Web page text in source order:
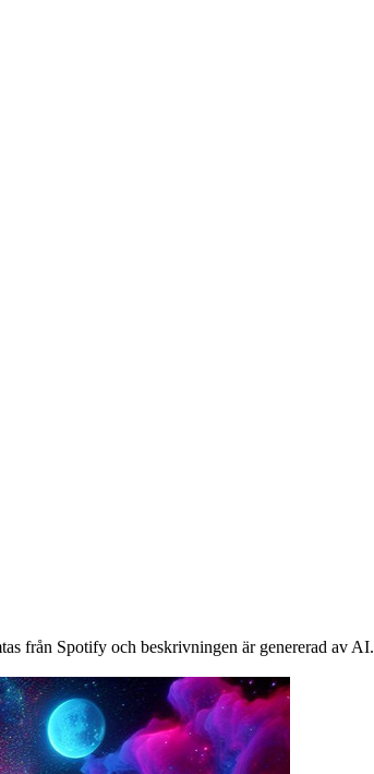
från Spotify och beskrivningen är genererad av AI.